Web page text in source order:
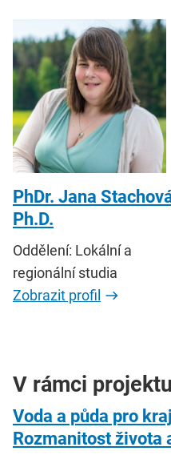
PhDr. Jana
Ph.D.
Oddělení: Lokální a
regionální studia
Zobrazit profil
V rámci projektu
Voda a půda pro
Rozmanitost života